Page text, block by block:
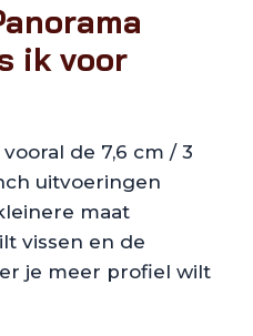
ik voor
de 7,6 cm / 3
uitvoeringen
maat
vissen en de
je meer profiel wilt